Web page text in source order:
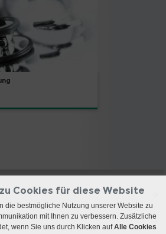
Cookies für diese Website
die bestmögliche Nutzung unserer Website zu
mit Ihnen zu verbessern. Zusätzliche
wenn Sie uns durch Klicken aufAlle Cookies